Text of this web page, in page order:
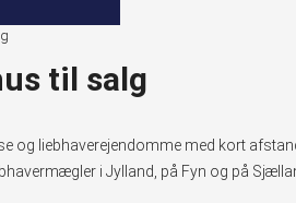
til salg
og liebhaverejendomme med kort
i Jylland, på Fyn og på